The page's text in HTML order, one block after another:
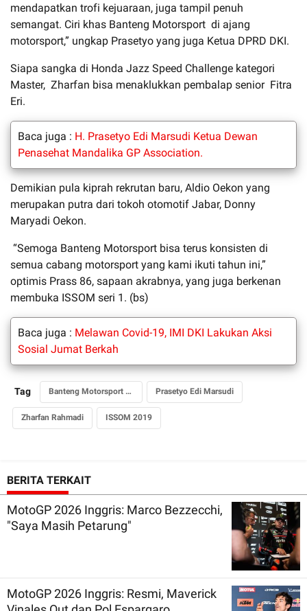
mendapatkan trofi kejuaraan, juga tampil penuh
semangat. Ciri khas Banteng Motorsport di ajang
motorsport,” ungkap Prasetyo yang juga Ketua DPRD DKI.
Siapa sangka di Honda Jazz Speed Challenge kategori
Master, Zharfan bisa menaklukkan pembalap senior Fitra
Eri.
Baca juga : H. Prasetyo Edi Marsudi Ketua Dewan
Penasehat Mandalika GP Association.
Demikian pula kiprah rekrutan baru, Aldio Oekon yang
merupakan putra dari tokoh otomotif Jabar, Donny
Maryadi Oekon.
“Semoga Banteng Motorsport bisa terus konsisten di
semua cabang motorsport yang kami ikuti tahun ini,”
optimis Prass 86, sapaan akrabnya, yang juga berkenan
membuka ISSOM seri 1. (bs)
Baca juga : Melawan Covid-19, IMI DKI Lakukan Aksi
Sosial Jumat Berkah
Tag Banteng Motorsport berjaya di ISSOM Prasetyo Edi Marsudi
Zharfan Rahmadi ISSOM 2019
BERITA TERKAIT
MotoGP 2026 Inggris: Marco Bezzecchi,
"Saya Masih Petarung"
MotoGP 2026 Inggris: Resmi, Maverick